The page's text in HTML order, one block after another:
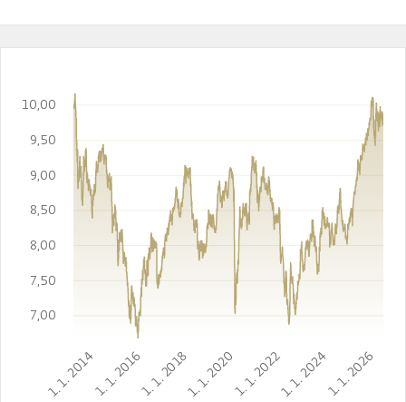
1. 1. 20141. 1. 20161. 1. 20181. 1. 20201. 1. 20221. 1. 20241. 1. 2026
7,00
7,50
8,00
8,50
9,00
9,50
10,00